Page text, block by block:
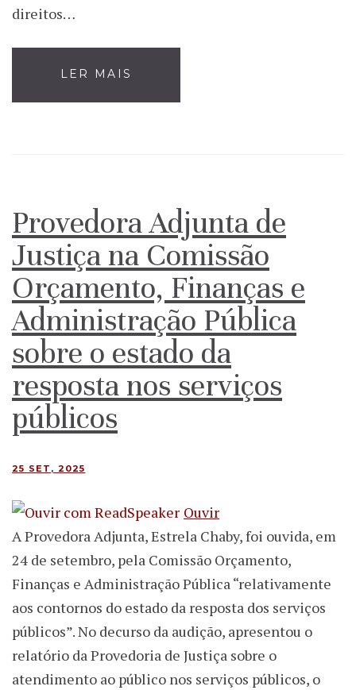
direitos…
LER MAIS
Provedora Adjunta de
Justiça na Comissão
Orçamento, Finanças e
Administração Pública
sobre o estado da
resposta nos serviços
públicos
25 SET, 2025
Ouvir
A Provedora Adjunta, Estrela Chaby, foi ouvida, em
24 de setembro, pela Comissão Orçamento,
Finanças e Administração Pública “relativamente
aos contornos do estado da resposta dos serviços
públicos”. No decurso da audição, apresentou o
relatório da Provedoria de Justiça sobre o
atendimento ao público nos serviços públicos, o